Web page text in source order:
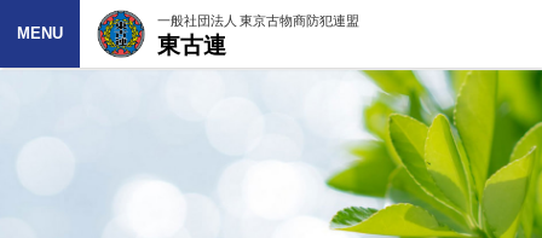
MENU
一般社団法人 東京古物商防犯連盟
東古連